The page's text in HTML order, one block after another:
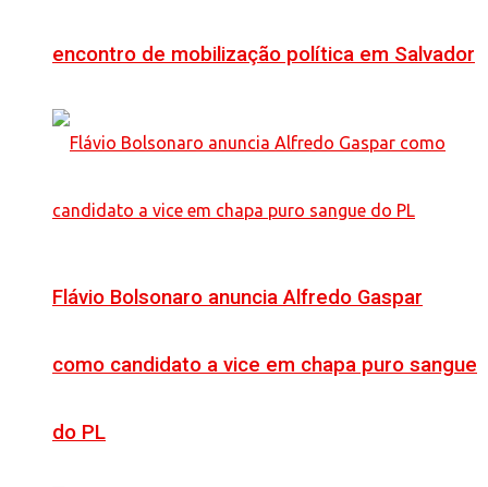
encontro de mobilização política em Salvador
Flávio Bolsonaro anuncia Alfredo Gaspar
como candidato a vice em chapa puro sangue
do PL